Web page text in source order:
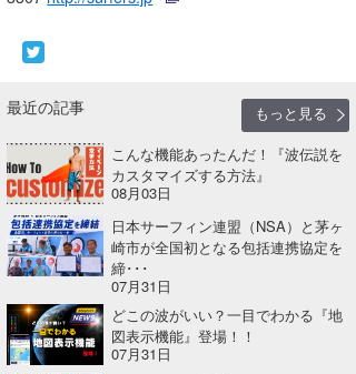
最近の記事
もっと見る
こんな機能あったんだ！『波伝説を
カスタマイズする方法』
08月03日
日本サーフィン連盟（NSA）と茅ヶ
崎市が全国初となる包括連携協定を
締･･･
07月31日
どこの波がいい？一目でわかる『地
図表示機能』登場！！
07月31日
Mr.K
chappy
Romisea